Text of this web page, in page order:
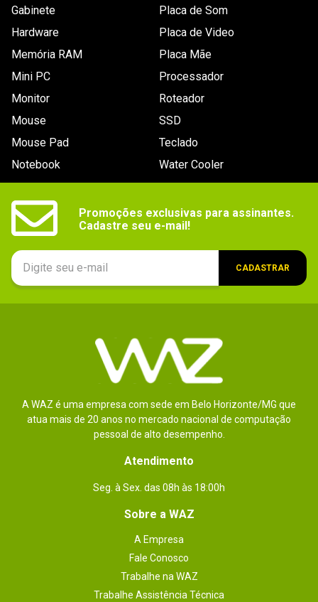
ESCREVER AVALIAÇÃO
Gabinete
Hardware
Memória RAM
Mini PC
Monitor
Mouse
Mouse Pad
Notebook
Placa de Som
Placa de Video
Placa Mãe
Processador
Roteador
SSD
Teclado
Water Cooler
Promoções exclusivas para assinantes.
Cadastre seu e-mail!
CADASTRAR
A WAZ é uma empresa com sede em Belo Horizonte/MG que
atua mais de 20 anos no mercado nacional de computação
pessoal de alto desempenho.
Atendimento
Seg. à Sex. das 08h às 18:00h
Sobre a WAZ
A Empresa
Fale Conosco
Trabalhe na WAZ
Trabalhe Assistência Técnica